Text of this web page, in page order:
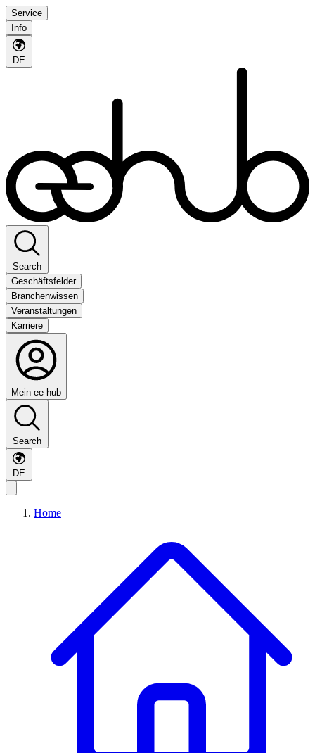
Service
Info
DE
Search
Geschäftsfelder
Branchenwissen
Veranstaltungen
Karriere
Mein ee-hub
Search
DE
Home